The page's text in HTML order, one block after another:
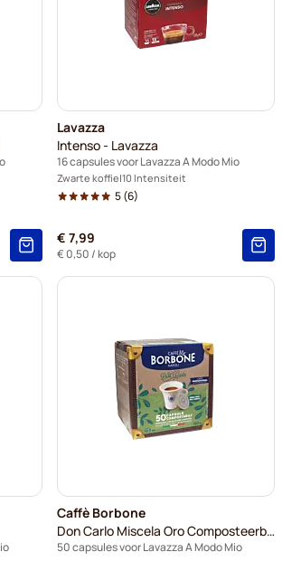
Lavazza
Intenso - Lavazza
16 capsules voor Lavazza A Modo Mio
Zwarte koffie 10 Intensiteit
5(6)
€ 7,99
€ 0,50 / kop
Caffè Borbone
Don Carlo Miscela Oro Composteerbaar
50 capsules voor Lavazza A Modo Mio